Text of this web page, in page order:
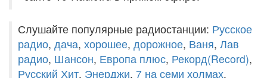
Слушайте популярные радиостанции: Русское
радио, дача, хорошее, дорожное, Ваня, Лав
радио, Шансон, Европа плюс, Рекорд(Record),
Русский Хит, Энерджи, 7 на семи холмах,